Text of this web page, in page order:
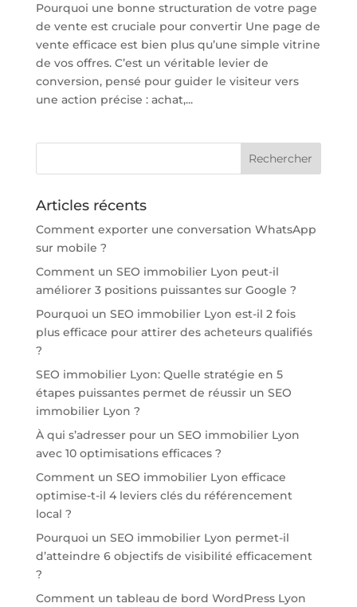
Pourquoi une bonne structuration de votre page
de vente est cruciale pour convertir Une page de
vente efficace est bien plus qu’une simple vitrine
de vos offres. C’est un véritable levier de
conversion, pensé pour guider le visiteur vers
une action précise : achat,...
Articles récents
Comment exporter une conversation WhatsApp
sur mobile ?
Comment un SEO immobilier Lyon peut-il
améliorer 3 positions puissantes sur Google ?
Pourquoi un SEO immobilier Lyon est-il 2 fois
plus efficace pour attirer des acheteurs qualifiés
?
SEO immobilier Lyon: Quelle stratégie en 5
étapes puissantes permet de réussir un SEO
immobilier Lyon ?
À qui s’adresser pour un SEO immobilier Lyon
avec 10 optimisations efficaces ?
Comment un SEO immobilier Lyon efficace
optimise-t-il 4 leviers clés du référencement
local ?
Pourquoi un SEO immobilier Lyon permet-il
d’atteindre 6 objectifs de visibilité efficacement
?
Comment un tableau de bord WordPress Lyon